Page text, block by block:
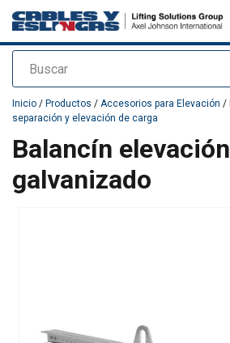
Buscar
Agregado a su presupuesto
Inicio / Productos / Accesorios para Elevación /
separación y elevación de carga
Balancín elevación
galvanizado